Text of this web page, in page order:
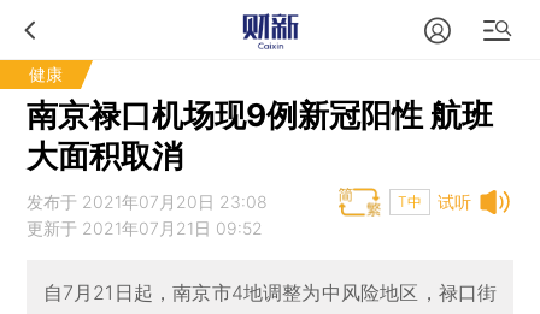
健康
南京禄口机场现9例新冠阳性 航班
大面积取消
试听
发布于 2021年07月20日 23:08
更新于 2021年07月21日 09:52
T中
自7月21日起，南京市4地调整为中风险地区，禄口街